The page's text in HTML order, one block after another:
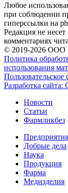
Любое
при соблюдении
гиперссылки на
Редакция не
комментариях
© 2019-2026
Политика
использования
Пользовательское
Разработка сайта:
Новости
Статьи
Фармликбез
Предприятия
Добрые дела
Наука
Продукция
Фарма
Медизделия